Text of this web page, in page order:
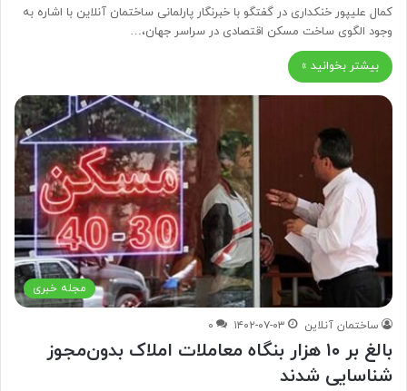
کمال علیپور خنکداری در گفتگو با خبرنگار پارلمانی ساختمان آنلاین با اشاره به
وجود الگوی ساخت مسکن اقتصادی در سراسر جهان،…
بیشتر بخوانید »
مجله خبری
ساختمان آنلاین ۱۴۰۲-۰۷-۰۳ ۰
بالغ بر ۱۰ هزار بنگاه معاملات املاک بدون‌مجوز
شناسایی شدند